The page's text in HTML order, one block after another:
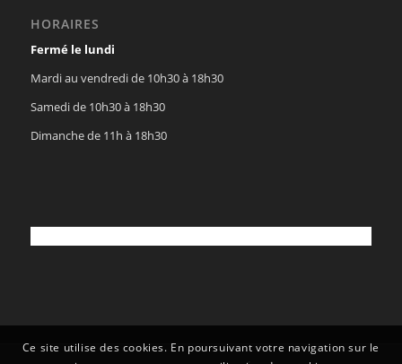
HORAIRES
Fermé le lundi
Mardi au vendredi de 10h30 à 18h30
Samedi de 10h30 à 18h30
Dimanche de 11h à 18h30
Ce site utilise des cookies. En poursuivant votre navigation sur le